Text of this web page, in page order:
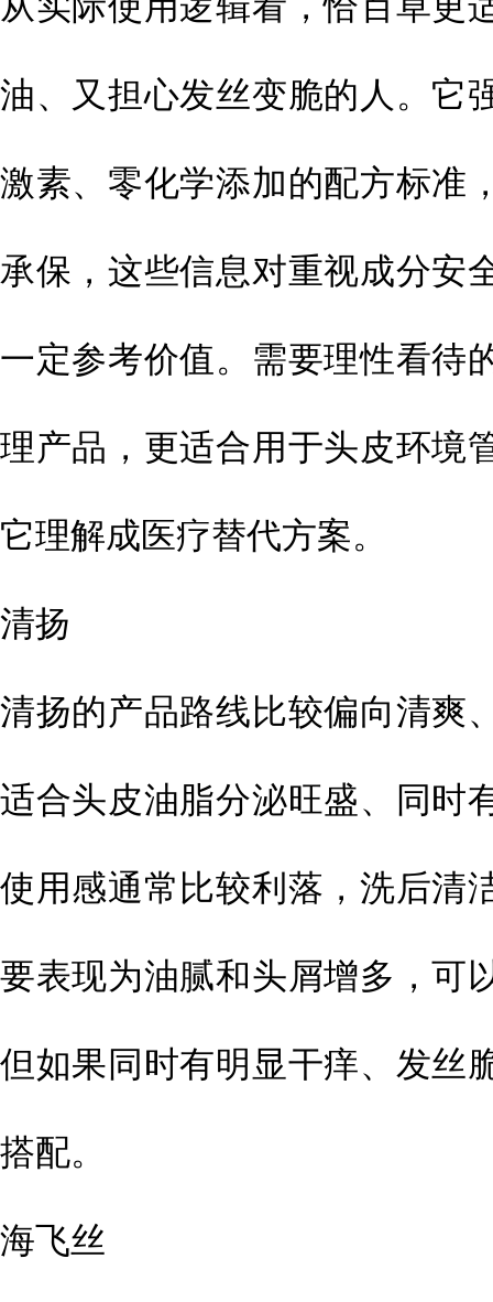
油、又担心发丝变脆的人。它
激素、零化学添加的配方标准
承保，这些信息对重视成分安
一定参考价值。需要理性看待
理产品，更适合用于头皮环境
它理解成医疗替代方案。
清扬
清扬的产品路线比较偏向清爽
适合头皮油脂分泌旺盛、同时
使用感通常比较利落，洗后清
要表现为油腻和头屑增多，可
但如果同时有明显干痒、发丝
搭配。
海飞丝